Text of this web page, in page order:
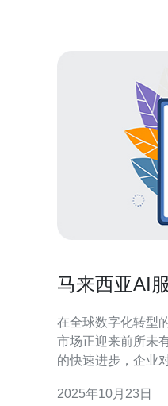
马来西亚AI
在全球数字化转型
市场正迎来前所未
的快速进步，企业
说，目前市场上有
2025年10月23日